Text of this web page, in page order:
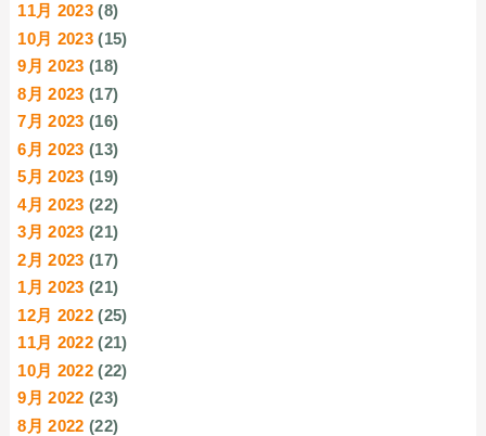
11月 2023 (8)
10月 2023 (15)
9月 2023 (18)
8月 2023 (17)
7月 2023 (16)
6月 2023 (13)
5月 2023 (19)
4月 2023 (22)
3月 2023 (21)
2月 2023 (17)
1月 2023 (21)
12月 2022 (25)
11月 2022 (21)
10月 2022 (22)
9月 2022 (23)
8月 2022 (22)